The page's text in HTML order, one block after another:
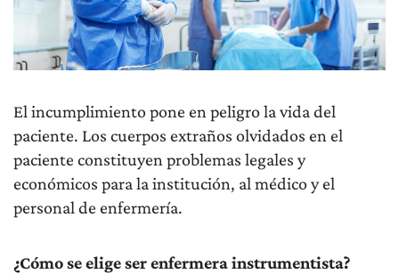
El incumplimiento pone en peligro la vida del
paciente. Los cuerpos extraños olvidados en el
paciente constituyen problemas legales y
económicos para la institución, al médico y el
personal de enfermería.
¿Cómo se elige ser enfermera instrumentista?